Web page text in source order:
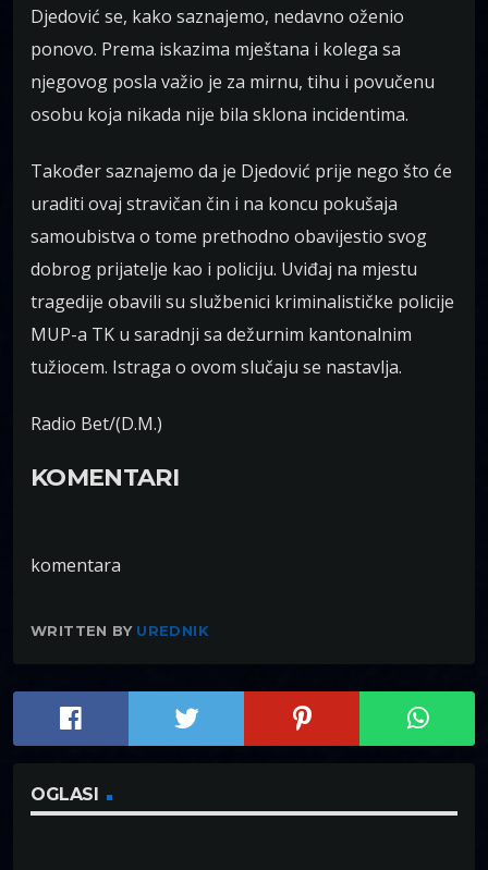
Djedović se, kako saznajemo, nedavno oženio
ponovo. Prema iskazima mještana i kolega sa
njegovog posla važio je za mirnu, tihu i povučenu
osobu koja nikada nije bila sklona incidentima.
Također saznajemo da je Djedović prije nego što će
uraditi ovaj stravičan čin i na koncu pokušaja
samoubistva o tome prethodno obavijestio svog
dobrog prijatelje kao i policiju. Uviđaj na mjestu
tragedije obavili su službenici kriminalističke policije
MUP-a TK u saradnji sa dežurnim kantonalnim
tužiocem. Istraga o ovom slučaju se nastavlja.
Radio Bet/(D.M.)
KOMENTARI
komentara
WRITTEN BY UREDNIK
OGLASI